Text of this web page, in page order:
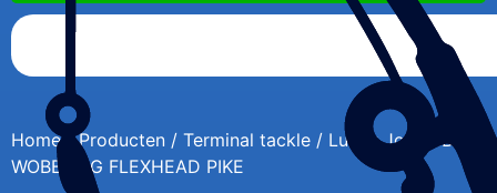
Home/Producten / Terminal tackle / Lucky John BBS
WOBBLING FLEXHEAD PIKE